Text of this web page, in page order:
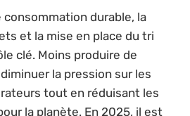
consommation durable, la
et la mise en place du tri
clé. Moins produire de
la pression sur les
tout en réduisant les
la planète. En 2025, il est